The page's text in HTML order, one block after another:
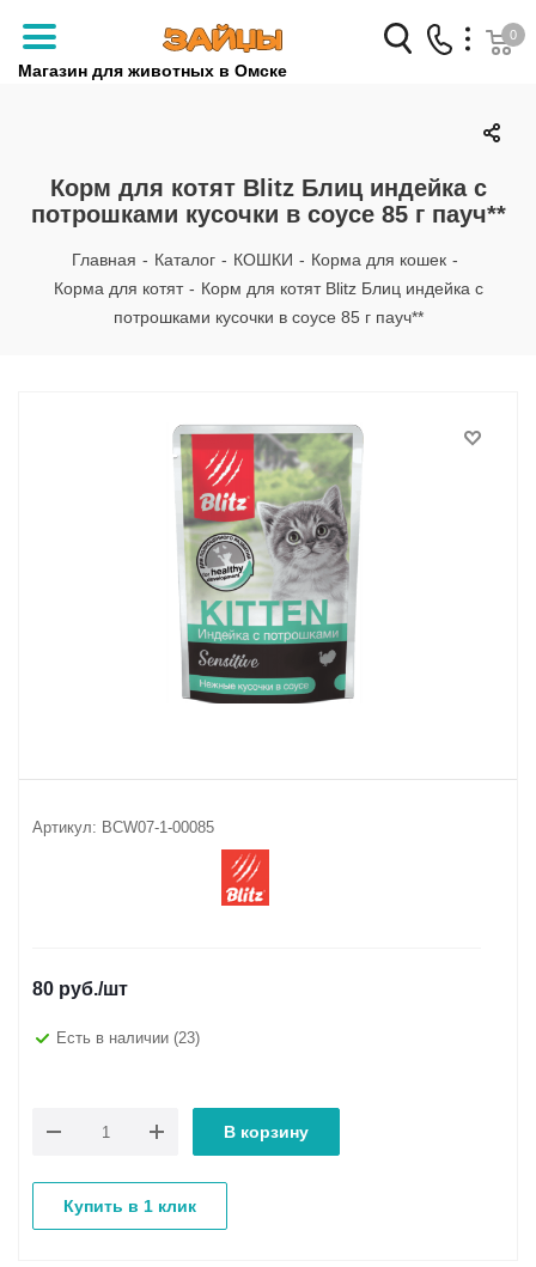
Магазин для животных в Омске
Заказать звонок
+7 (3812) 79-04-04
+7 (950) 959-88-32
0
Корм для котят Blitz Блиц индейка с
потрошками кусочки в соусе 85 г пауч**
Главная - Каталог - КОШКИ - Корма для кошек -
Корма для котят - Корм для котят Blitz Блиц индейка с
потрошками кусочки в соусе 85 г пауч**
Артикул: BCW07-1-00085
80 руб./шт
Есть в наличии (23)
В корзину
Купить в 1 клик